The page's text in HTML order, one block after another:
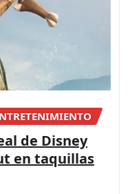
de Disney
en taquillas